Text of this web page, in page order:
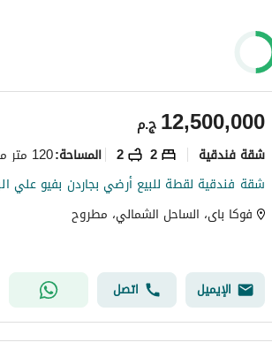
ج.م12,500,000
شقة فندقية 2
2 المساحة:120 متر مربع
فوكا باى، الساحل الشمالي، مطروح
الإيميل اتصل